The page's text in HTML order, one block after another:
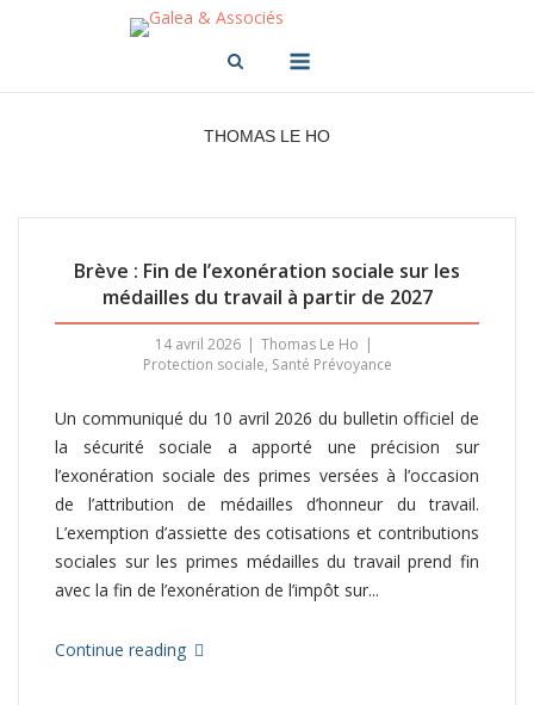
THOMAS LE HO
Brève : Fin de l’exonération sociale sur les
médailles du travail à partir de 2027
14 avril 2026
Thomas Le Ho
Protection sociale, Santé Prévoyance
Un communiqué du 10 avril 2026 du bulletin officiel de
la sécurité sociale a apporté une précision sur
l’exonération sociale des primes versées à l’occasion
de l’attribution de médailles d’honneur du travail.
L’exemption d’assiette des cotisations et contributions
sociales sur les primes médailles du travail prend fin
avec la fin de l’exonération de l’impôt sur...
Continue reading